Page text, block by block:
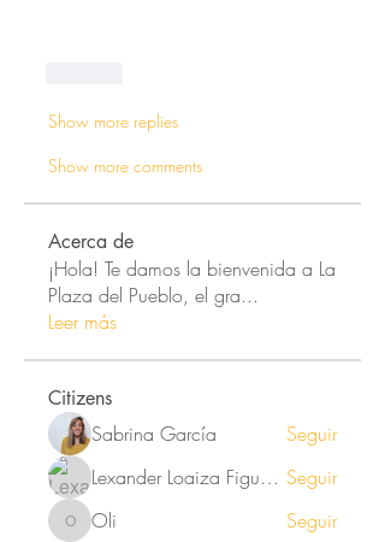
Show more replies
Show more comments
Acerca de
¡Hola! Te damos la bienvenida a La
Plaza del Pueblo, el gra...
Leer más
Citizens
Sabrina García
Seguir
Lexander Loaiza Figueroa Seguir
Oli Oli Seguir